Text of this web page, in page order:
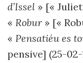
d’Issel » [«
« Robur » [«
« Pensatiéu es
pensive] (25-02-